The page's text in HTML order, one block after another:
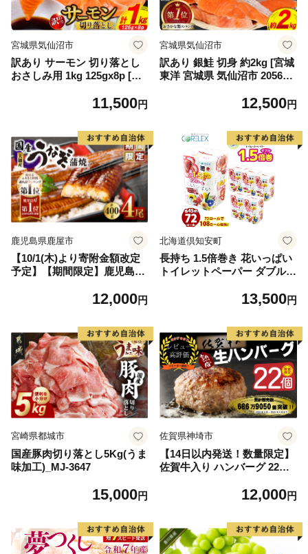
宮城県気仙沼市
訳あり サーモン 切り落とし
おさしみ用 1kg 125gx8p [足
4313] 魚 魚介類 鮭 お刺し身
介
11,500円
宮城県気仙沼市
訳あり 銀鮭 切身 約2kg [宮城
東洋 宮城県 気仙沼市 205649
格外 不揃い さけ サケ 鮭切身
切り身 魚 わけあり
12,500円
鹿児島県鹿屋市
【10/1(木)より寄附金額改定
予定】【期間限定】鹿児島県
12,000円
北海道倶知安町
長持ち 1.5倍巻き 花いっぱい
トイレットペーパー ダブル 4
プリント ハーブ 香り付き 日
品 備蓄 送料無料 北海道 倶知
安町 日用品
13,500円
宮崎県都城市
国産豚肉切り落とし5Kg(うま
味加工)_MJ-3647
15,000円
佐賀県神埼市
【14日以内発送！数量限定】
佐賀牛入り ハンバーグ 22個
毛和牛 ブランド牛 九州 ハン
(H083106)
12,000円